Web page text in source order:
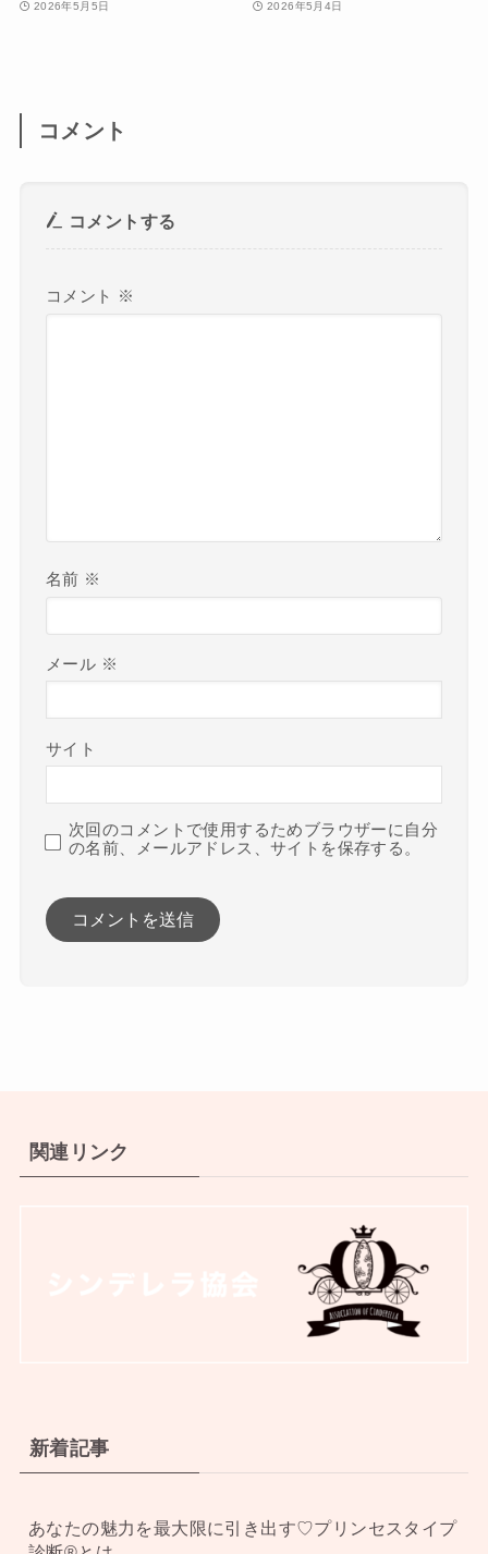
2026年5月5日 2026年5月4日
コメント
コメントする
コメント ※
名前 ※
メール ※
サイト
次回のコメントで使用するためブラウザーに自分
の名前、メールアドレス、サイトを保存する。
関連リンク
新着記事
あなたの魅力を最大限に引き出す♡プリンセスタイプ